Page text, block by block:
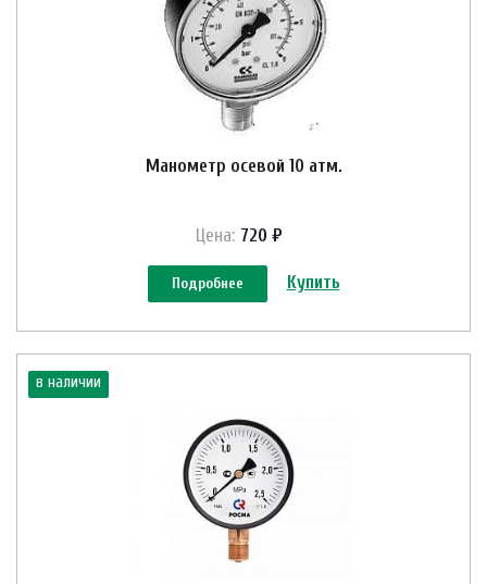
Манометр осевой 10 атм.
Цена: 720 ₽
Подробнее Купить
в наличии